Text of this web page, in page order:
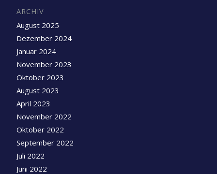
ARCHIV
August 2025
Dezember 2024
Januar 2024
November 2023
Oktober 2023
August 2023
April 2023
November 2022
Oktober 2022
September 2022
Juli 2022
Juni 2022